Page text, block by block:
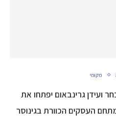
מקומי
ועידן גרינבאום יפתחו את
העסקים הכוורת בגינוסר